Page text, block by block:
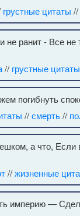
грустные цитаты //
не ранит - Все не
// грустные цитаты
погибнуть
//смерть//
а что, Если
//жизненные
империю —